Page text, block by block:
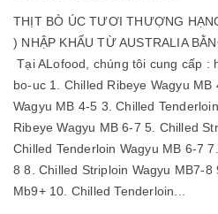
THỊT BÒ ÚC TƯƠI THƯỢNG
) NHẬP KHẨU TỪ AUSTRALIA
Tại ALofood, chúng tôi cung cấp :
bo-uc 1. Chilled Ribeye Wagyu MB
Wagyu MB 4-5 3. Chilled
Ribeye Wagyu MB 6-7 5. Chilled
Chilled Tenderloin Wagyu MB 6-7
8 8. Chilled Striploin Wagyu MB7-8
Mb9+ 10. Chilled Tenderloin...